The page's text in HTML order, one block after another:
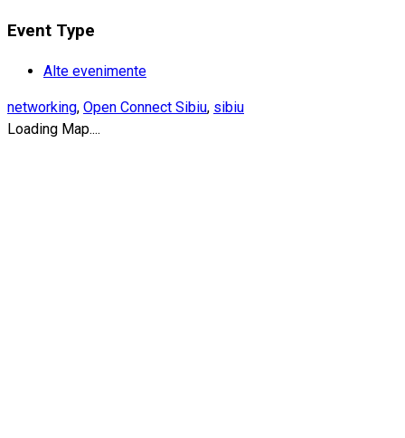
Event Type
Alte evenimente
networking, Open Connect Sibiu, sibiu
Loading Map....